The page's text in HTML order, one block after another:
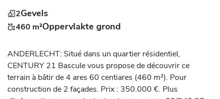
2Gevels
460 m²Oppervlakte grond
ANDERLECHT: Situé dans un quartier résidentiel,
CENTURY 21 Bascule vous propose de découvrir ce
terrain à bâtir de 4 ares 60 centiares (460 m²). Pour
construction de 2 façades. Prix : 350.000 €. Plus